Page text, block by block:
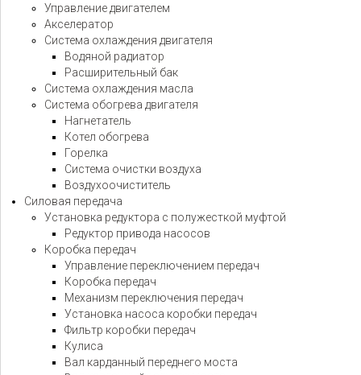
Управление двигателем
Акселератор
Система охлаждения двигателя
Водяной радиатор
Расширительный бак
Система охлаждения масла
Система обогрева двигателя
Нагнетатель
Котел обогрева
Горелка
Система очистки воздуха
Воздухоочиститель
Силовая передача
Установка редуктора с полужесткой муфтой
Редуктор привода насосов
Коробка передач
Управление переключением передач
Коробка передач
Механизм переключения передач
Установка насоса коробки передач
Фильтр коробки передач
Кулиса
Вал карданный переднего моста